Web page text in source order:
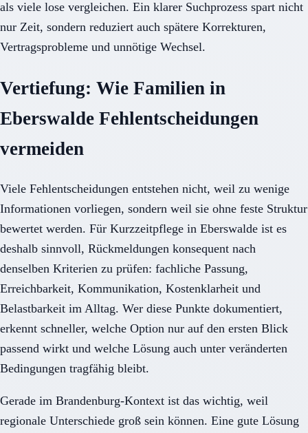
als viele lose vergleichen. Ein klarer Suchprozess spart nicht
nur Zeit, sondern reduziert auch spätere Korrekturen,
Vertragsprobleme und unnötige Wechsel.
Vertiefung: Wie Familien in
Eberswalde Fehlentscheidungen
vermeiden
Viele Fehlentscheidungen entstehen nicht, weil zu wenige
Informationen vorliegen, sondern weil sie ohne feste Struktur
bewertet werden. Für Kurzzeitpflege in Eberswalde ist es
deshalb sinnvoll, Rückmeldungen konsequent nach
denselben Kriterien zu prüfen: fachliche Passung,
Erreichbarkeit, Kommunikation, Kostenklarheit und
Belastbarkeit im Alltag. Wer diese Punkte dokumentiert,
erkennt schneller, welche Option nur auf den ersten Blick
passend wirkt und welche Lösung auch unter veränderten
Bedingungen tragfähig bleibt.
Gerade im Brandenburg-Kontext ist das wichtig, weil
regionale Unterschiede groß sein können. Eine gute Lösung